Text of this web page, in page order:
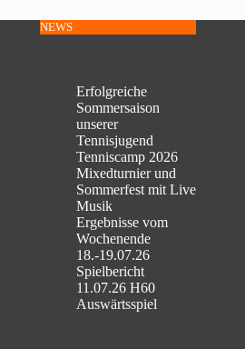
NEWS
Erfolgreiche
Sommersaison
unserer
Tennisjugend
Tenniscamp 2026
Mixedturnier und
Sommerfest mit Live
Musik
Ergebnisse vom
Wochenende
18.-19.07.26
Spielbericht
11.07.26 H60
Auswärtsspiel